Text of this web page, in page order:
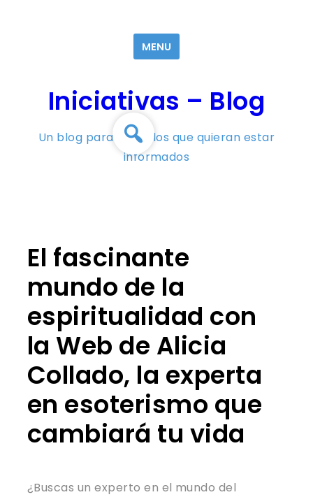
MENU
Iniciativas – Blog
Un blog para todos los que quieran estar
informados
El fascinante
mundo de la
espiritualidad con
la Web de Alicia
Collado, la experta
en esoterismo que
cambiará tu vida
¿Buscas un experto en el mundo del